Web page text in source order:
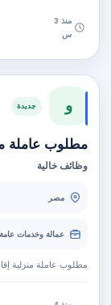
منذ 3
س
و جديدة
مطلوب عاملة
وظائف خالية
مصر
عمالة وخدمات عامة
مطلوب عاملة منزلية